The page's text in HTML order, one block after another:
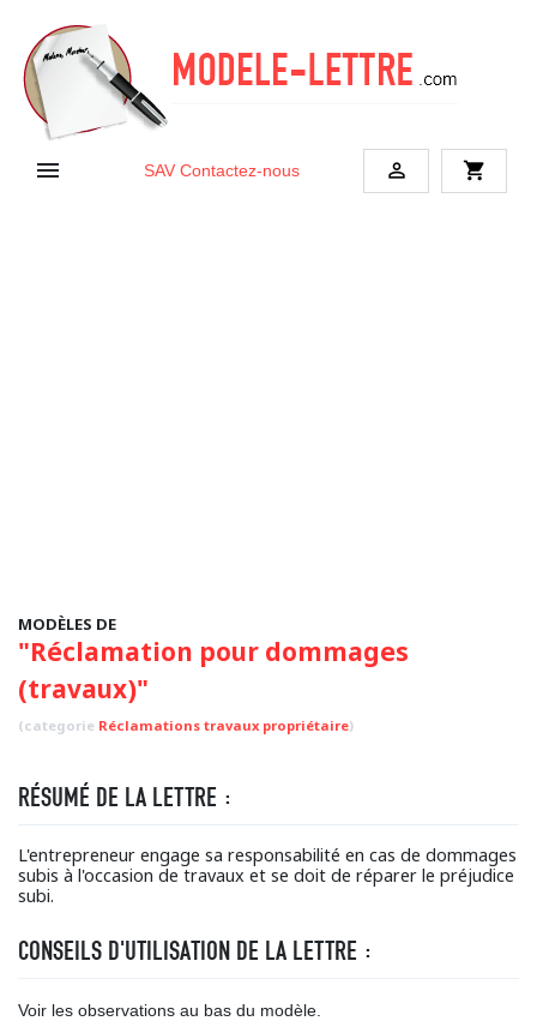
 SAV Contactez-nous  shopping_cart
MODÈLES DE
"Réclamation pour dommages
(travaux)"
(categorie Réclamations travaux propriétaire)
RÉSUMÉ DE LA LETTRE :
L'entrepreneur engage sa responsabilité en cas de dommages
subis à l'occasion de travaux et se doit de réparer le préjudice
subi.
CONSEILS D'UTILISATION DE LA LETTRE :
Voir les observations au bas du modèle.